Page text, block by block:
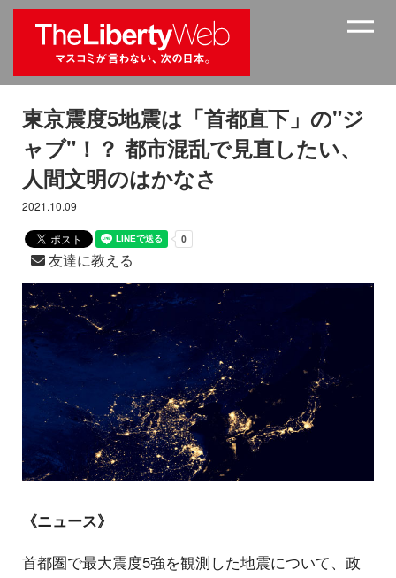
東京震度5地震は「首都直下」の"ジ
ャブ"！？ 都市混乱で見直したい、
人間文明のはかなさ
2021.10.09
友達に教える
《ニュース》
首都圏で最大震度5強を観測した地震について、政